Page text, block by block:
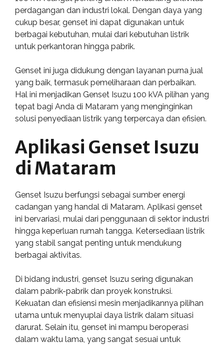
perdagangan dan industri lokal. Dengan daya yang
cukup besar, genset ini dapat digunakan untuk
berbagai kebutuhan, mulai dari kebutuhan listrik
untuk perkantoran hingga pabrik.
Genset ini juga didukung dengan layanan purna jual
yang baik, termasuk pemeliharaan dan perbaikan.
Hal ini menjadikan Genset Isuzu 100 kVA pilihan yang
tepat bagi Anda di Mataram yang menginginkan
solusi penyediaan listrik yang terpercaya dan efisien.
Aplikasi Genset Isuzu
di Mataram
Genset Isuzu berfungsi sebagai sumber energi
cadangan yang handal di Mataram. Aplikasi genset
ini bervariasi, mulai dari penggunaan di sektor industri
hingga keperluan rumah tangga. Ketersediaan listrik
yang stabil sangat penting untuk mendukung
berbagai aktivitas.
Di bidang industri, genset Isuzu sering digunakan
dalam pabrik-pabrik dan proyek konstruksi.
Kekuatan dan efisiensi mesin menjadikannya pilihan
utama untuk menyuplai daya listrik dalam situasi
darurat. Selain itu, genset ini mampu beroperasi
dalam waktu lama, yang sangat sesuai untuk